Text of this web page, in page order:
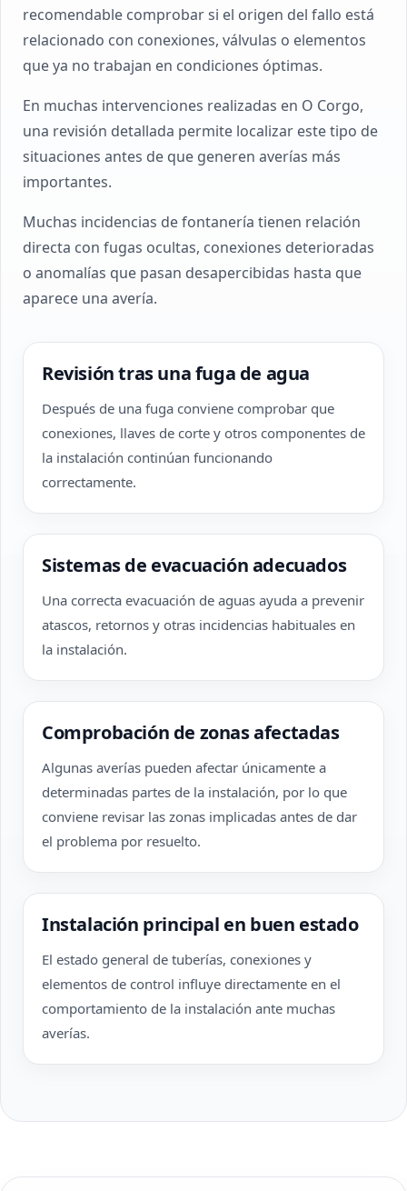
recomendable comprobar si el origen del fallo está
relacionado con conexiones, válvulas o elementos
que ya no trabajan en condiciones óptimas.
En muchas intervenciones realizadas en O Corgo,
una revisión detallada permite localizar este tipo de
situaciones antes de que generen averías más
importantes.
Muchas incidencias de fontanería tienen relación
directa con fugas ocultas, conexiones deterioradas
o anomalías que pasan desapercibidas hasta que
aparece una avería.
Revisión tras una fuga de agua
Después de una fuga conviene comprobar que
conexiones, llaves de corte y otros componentes de
la instalación continúan funcionando
correctamente.
Sistemas de evacuación adecuados
Una correcta evacuación de aguas ayuda a prevenir
atascos, retornos y otras incidencias habituales en
la instalación.
Comprobación de zonas afectadas
Algunas averías pueden afectar únicamente a
determinadas partes de la instalación, por lo que
conviene revisar las zonas implicadas antes de dar
el problema por resuelto.
Instalación principal en buen estado
El estado general de tuberías, conexiones y
elementos de control influye directamente en el
comportamiento de la instalación ante muchas
averías.